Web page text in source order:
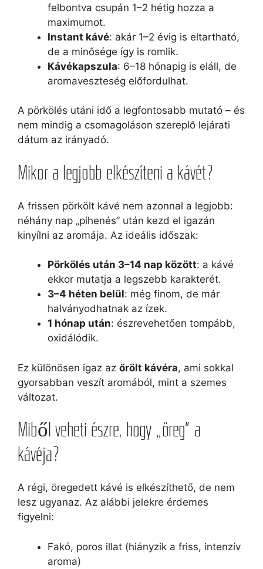
felbontva csupán 1–2 hétig hozza a
maximumot.
Instant kávé: akár 1–2 évig is eltartható,
de a minősége így is romlik.
Kávékapszula: 6–18 hónapig is eláll, de
aromaveszteség előfordulhat.
A pörkölés utáni idő a legfontosabb mutató – és
nem mindig a csomagoláson szereplő lejárati
dátum az irányadó.
Mikor a legjobb elkészíteni a kávét?
A frissen pörkölt kávé nem azonnal a legjobb:
néhány nap „pihenés” után kezd el igazán
kinyílni az aromája. Az ideális időszak:
Pörkölés után 3–14 nap között: a kávé
ekkor mutatja a legszebb karakterét.
3–4 héten belül: még finom, de már
halványodhatnak az ízek.
1 hónap után: észrevehetően tompább,
oxidálódik.
Ez különösen igaz az őrölt kávéra, ami sokkal
gyorsabban veszít aromából, mint a szemes
változat.
Miből veheti észre, hogy „öreg” a
kávéja?
A régi, öregedett kávé is elkészíthető, de nem
lesz ugyanaz. Az alábbi jelekre érdemes
figyelni:
Fakó, poros illat (hiányzik a friss, intenzív
aroma)